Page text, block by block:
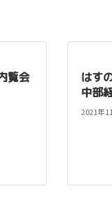
覧会
はす
中部
2021年